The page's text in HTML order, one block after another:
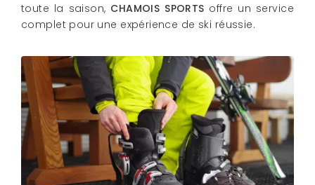
toute la saison, CHAMOIS SPORTS offre un service
complet pour une expérience de ski réussie.